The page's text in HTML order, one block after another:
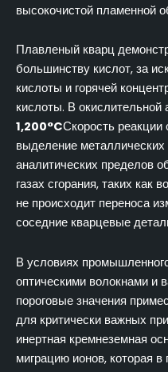
высокочистой пламенной
Плавленый кварц
большинству кислот, за
кислоты и горячей
кислоты. В
1,200°CСкорость реакции
выделение
аналитических пределов
газах сгорания, таких
не происходит переноса
соседние кварцевые
В условиях
оптическими волокнами и
пороговые значения
для критически важных
инертная кремнеземная
миграцию ионов, которая